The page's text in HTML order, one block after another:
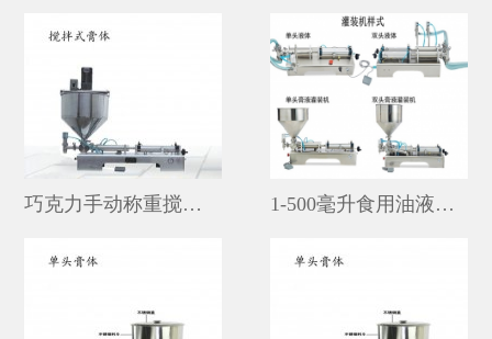
巧克力手动称重搅拌式立式灌装机 1-500毫升食用油液体小型不锈钢自动灌装机价格